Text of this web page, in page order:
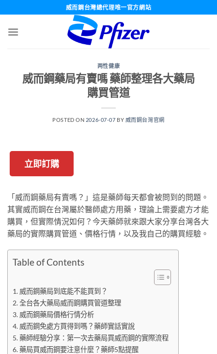
威而鋼台灣總代理唯一官方網站
两性健康
威而鋼藥局有賣嗎 藥師整理各大藥局
購買管道
POSTED ON 2026-07-07 BY 威而鋼台灣官網
立即訂購
「威而鋼藥局有賣嗎？」這是藥師每天都會被問到的問題。
其實威而鋼在台灣屬於醫師處方用藥，理論上需要處方才能
購買，但實際情況如何？今天藥師就來跟大家分享台灣各大
藥局的實際購買管道、價格行情，以及我自己的購買經驗。
Table of Contents
威而鋼藥局到底能不能買到？
全台各大藥局威而鋼購買管道整理
威而鋼藥局價格行情分析
威而鋼免處方買得到嗎？藥師實話實說
藥師經驗分享：第一次去藥局買威而鋼的實際流程
藥局買威而鋼要注意什麼？藥師5點提醒